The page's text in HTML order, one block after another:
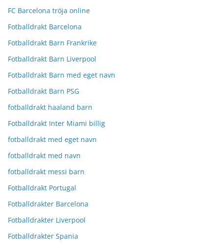
FC Barcelona tröja online
Fotballdrakt Barcelona
Fotballdrakt Barn Frankrike
Fotballdrakt Barn Liverpool
Fotballdrakt Barn med eget navn
Fotballdrakt Barn PSG
fotballdrakt haaland barn
Fotballdrakt Inter Miami billig
fotballdrakt med eget navn
fotballdrakt med navn
fotballdrakt messi barn
Fotballdrakt Portugal
Fotballdrakter Barcelona
Fotballdrakter Liverpool
Fotballdrakter Spania